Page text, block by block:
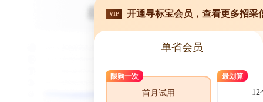
VIP 开通寻标宝会员，查看更多招采
单省会员
限购一次
首月试用
最划算
12